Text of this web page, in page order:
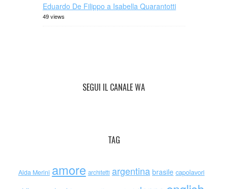
Eduardo De Filippo a Isabella Quarantotti
49 views
SEGUI IL CANALE WA
TAG
Alda Merini amore architetti argentina brasile capolavori